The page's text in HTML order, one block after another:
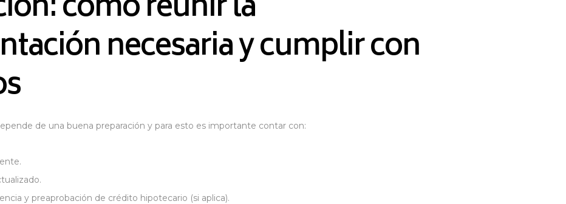
necesaria y cumplir con
de una buena preparación y para esto es importante contar con:
y preaprobación de crédito hipotecario (si aplica).